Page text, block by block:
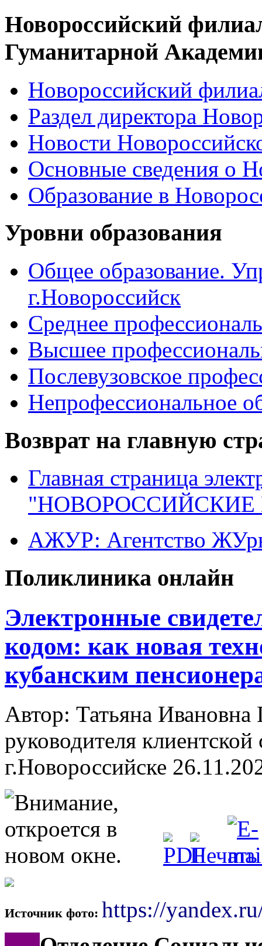
Новороссийский
Гуманитарной
Новороссийский
Раздел директора
Новости
Основные сведения о
Образование в
Уровни образования
Общее образование.
г.Новороссийск
Среднее
Высшее
Послевузовское
Непрофессиональное
Возврат на главную
Главная страница
"НОВОРОССИЙСКИЕ
АЖУР: Агентство
Поликлиника онлайн
Электронные
кодом: как новая
кубанским
Автор: Татьяна
руководителя
г.Новороссийске
Источник фото: https://